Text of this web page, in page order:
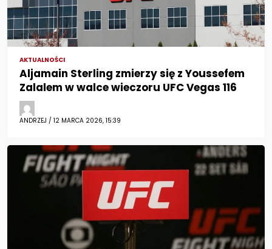
AKTUALNOŚCI
Aljamain Sterling zmierzy się z Youssefem
Zalalem w walce wieczoru UFC Vegas 116
ANDRZEJ / 12 MARCA 2026, 15:39